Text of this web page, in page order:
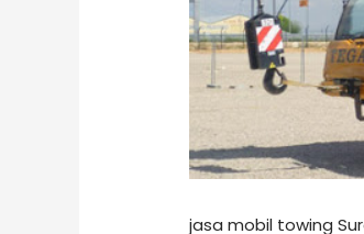
jasa mobil towing